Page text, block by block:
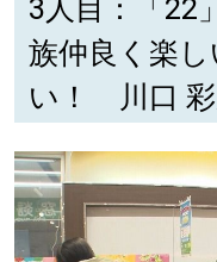
深める
LOCAL ローカルエリア
3人目：「22
族仲良く楽
い！ 川口 彩